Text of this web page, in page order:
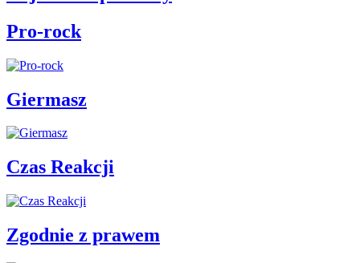
Pro-rock
Giermasz
Czas Reakcji
Zgodnie z prawem